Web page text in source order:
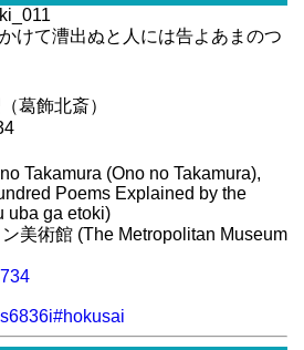
けて漕出ぬと人には告よあまのつ
葛飾北斎）
Takamura (Ono no Takamura),
Poems Explained by the
uba ga etoki)
美術館 (The Metropolitan Museum